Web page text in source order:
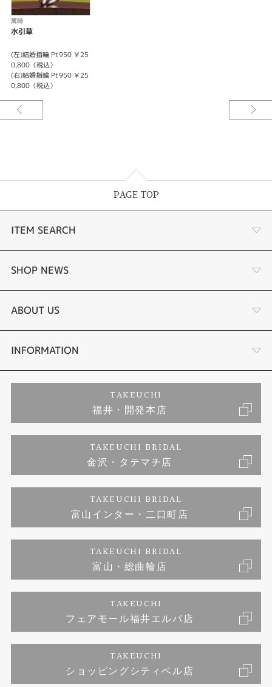
萬時
水引草
(左)結婚指輪 Pt950 ￥25
0,800（税込）
(右)結婚指輪 Pt950 ￥25
0,800（税込）
PAGE TOP
ITEM SEARCH
婚約指輪
結婚指輪
セットリング
エタニティーリング
婚約ネックレス
SHOP NEWS
サプライズプロポーズ相談室
ダイヤモンドカッターブランド
アフターメンテナンス
金澤工房｜手作りペアリング
金澤工房｜手作り結婚指輪
金澤工房｜手作り婚約指輪プロポーズプラン
ABOUT US
店舗情報
お客様の声
INFORMATION
プライバシーポリシー
TAKEUCHI
福井・開発本店
TAKEUCHI BRIDAL
金沢・タテマチ店
TAKEUCHI BRIDAL
富山インター・二口町店
TAKEUCHI BRIDAL
富山・総曲輪店
TAKEUCHI
フェアモール福井エルパ店
TAKEUCHI
ショッピングシティベル店